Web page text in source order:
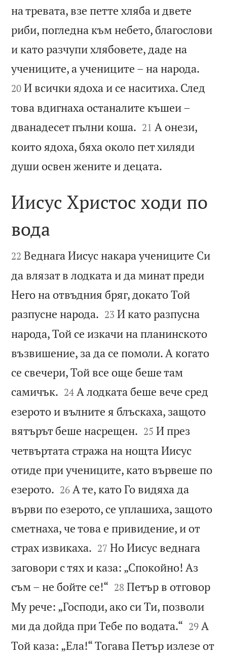
на тревата, взе петте хляба и двете
риби, погледна към небето, благослови
и като разчупи хлябовете, даде на
учениците, а учениците – на народа.
20 И всички ядоха и се наситиха. След
това вдигнаха останалите къшеи –
дванадесет пълни коша. 

21 А онези,
които ядоха, бяха около пет хиляди
души освен жените и децата.

Иисус Христос ходи по
вода

22 Веднага Иисус накара учениците Си
да влязат в лодката и да минат преди
Него на отвъдния бряг, докато Той
разпусне народа. 

23 И като разпусна
народа, Той се изкачи на планинското
възвишение, за да се помоли. А когато
се свечери, Той все още беше там
самичък. 

24 А лодката беше вече сред
езерото и вълните я блъскаха, защото
вятърът беше насрещен. 

25 И през
четвъртата стража на нощта Иисус
отиде при учениците, като вървеше по
езерото. 

26 А те, като Го видяха да
върви по езерото, се уплашиха, защото
сметнаха, че това е привидение, и от
страх извикаха. 

27 Но Иисус веднага
заговори с тях и каза: „Спокойно! Аз
съм – не бойте се!“ 

28 Петър в отговор
Му рече: „Господи, ако си Ти, позволи
ми да дойда при Тебе по водата.“ 

29 А
Той каза: „Ела!“ Тогава Петър излезе от